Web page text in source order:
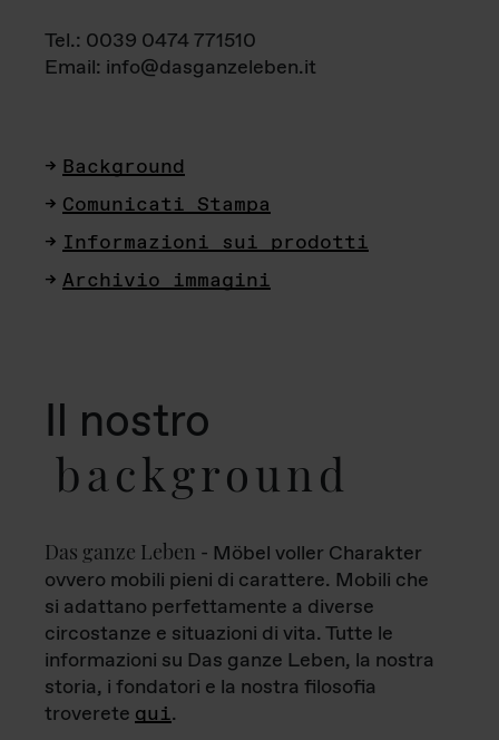
Tel.: 0039 0474 771510
Email: info@dasganzeleben.it
Background
Comunicati Stampa
Informazioni sui prodotti
Archivio immagini
Il nostro
background
Das ganze Leben - Möbel voller Charakter
ovvero mobili pieni di carattere. Mobili che
si adattano perfettamente a diverse
circostanze e situazioni di vita. Tutte le
informazioni su Das ganze Leben, la nostra
storia, i fondatori e la nostra filosofia
troverete qui.